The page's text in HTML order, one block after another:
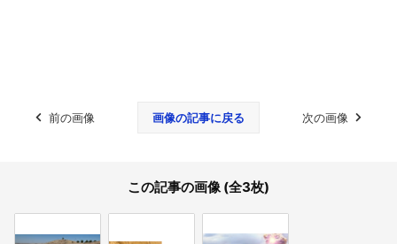
前の画像 画像の記事に戻る 次の画像
この記事の画像 (全3枚)